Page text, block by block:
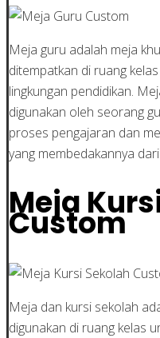
Meja guru adalah meja
ditempatkan di ruang
lingkungan pendidikan.
digunakan oleh seorang
proses pengajaran dan
yang membedakannya
Meja
Custom
Meja dan kursi sekolah
digunakan di ruang kelas